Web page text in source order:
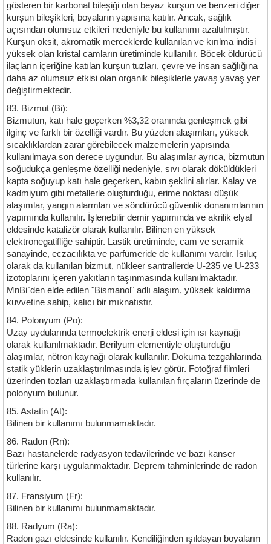
gösteren bir karbonat bileşiği olan beyaz kurşun ve benzeri diğer
kurşun bileşikleri, boyaların yapısına katılır. Ancak, sağlık
açısından olumsuz etkileri nedeniyle bu kullanımı azaltılmıştır.
Kurşun oksit, akromatik merceklerde kullanılan ve kırılma indisi
yüksek olan kristal camların üretiminde kullanılır. Böcek öldürücü
ilaçların içeriğine katılan kurşun tuzları, çevre ve insan sağlığına
daha az olumsuz etkisi olan organik bileşiklerle yavaş yavaş yer
değiştirmektedir.
83. Bizmut (Bi):
Bizmutun, katı hale geçerken %3,32 oranında genleşmek gibi
ilginç ve farklı bir özelliği vardır. Bu yüzden alaşımları, yüksek
sıcaklıklardan zarar görebilecek malzemelerin yapısında
kullanılmaya son derece uygundur. Bu alaşımlar ayrıca, bizmutun
soğudukça genleşme özelliği nedeniyle, sıvı olarak döküldükleri
kapta soğuyup katı hale geçerken, kabın şeklini alırlar. Kalay ve
kadmiyum gibi metallerle oluşturduğu, erime noktası düşük
alaşımlar, yangın alarmları ve söndürücü güvenlik donanımlarının
yapımında kullanılır. İşlenebilir demir yapımında ve akrilik elyaf
eldesinde katalizör olarak kullanılır. Bilinen en yüksek
elektronegatifliğe sahiptir. Lastik üretiminde, cam ve seramik
sanayinde, eczacılıkta ve parfümeride de kullanımı vardır. Isıluç
olarak da kullanılan bizmut, nükleer santrallerde U-235 ve U-233
izotoplarını içeren yakıtların taşınmasında kullanılmaktadır.
MnBi`den elde edilen "Bismanol" adlı alaşım, yüksek kaldırma
kuvvetine sahip, kalıcı bir mıknatıstır.
84. Polonyum (Po):
Uzay uydularında termoelektrik enerji eldesi için ısı kaynağı
olarak kullanılmaktadır. Berilyum elementiyle oluşturduğu
alaşımlar, nötron kaynağı olarak kullanılır. Dokuma tezgahlarında
statik yüklerin uzaklaştırılmasında işlev görür. Fotoğraf filmleri
üzerinden tozları uzaklaştırmada kullanılan fırçaların üzerinde de
polonyum bulunur.
85. Astatin (At):
Bilinen bir kullanımı bulunmamaktadır.
86. Radon (Rn):
Bazı hastanelerde radyasyon tedavilerinde ve bazı kanser
türlerine karşı uygulanmaktadır. Deprem tahminlerinde de radon
kullanılır.
87. Fransiyum (Fr):
Bilinen bir kullanımı bulunmamaktadır.
88. Radyum (Ra):
Radon gazı eldesinde kullanılır. Kendiliğinden ışıldayan boyaların